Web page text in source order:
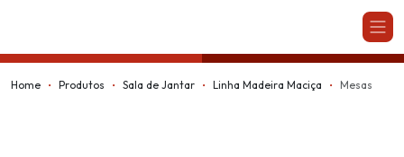
Home Produtos Sala de Jantar Linha Madeira Maciça Mesas